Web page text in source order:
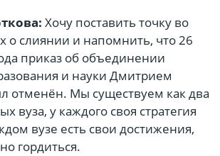
Хочу поставить точку во
о слиянии и напомнить, что 26
приказ об объединении
и науки Дмитрием
отменён. Мы существуем как два
вуза, у каждого своя стратегия
вузе есть свои достижения,
гордиться.